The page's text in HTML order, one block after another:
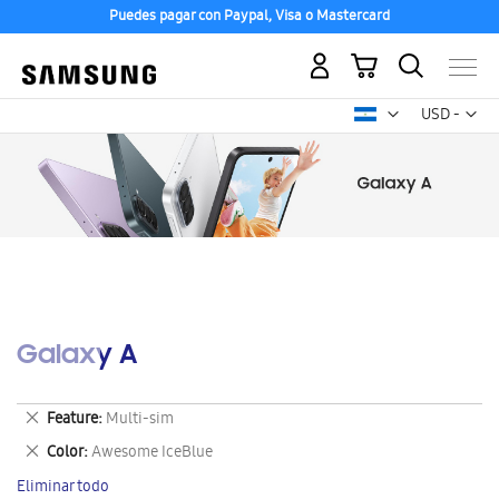
Puedes pagar con Paypal, Visa o Mastercard
USD -
dólar
Mi carrito
Galaxy A
Feature Multi-sim
Eliminar
este
artículo
Color Awesome IceBlue
Eliminar
este
Eliminar todo